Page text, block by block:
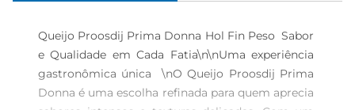
Queijo Proosdij Prima Donna Hol Fin Peso  Sabor
e Qualidade em Cada Fatia\n\nUma experiência
gastronômica única  \nO Queijo Proosdij Prima
Donna é uma escolha refinada para quem aprecia